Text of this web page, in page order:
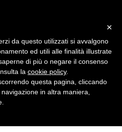
2023
×
da questo utilizzati si avvalgono
ed utili alle finalità illustrate
di più o negare il consenso
la cookie policy.
questa pagina, cliccando
in altra maniera,